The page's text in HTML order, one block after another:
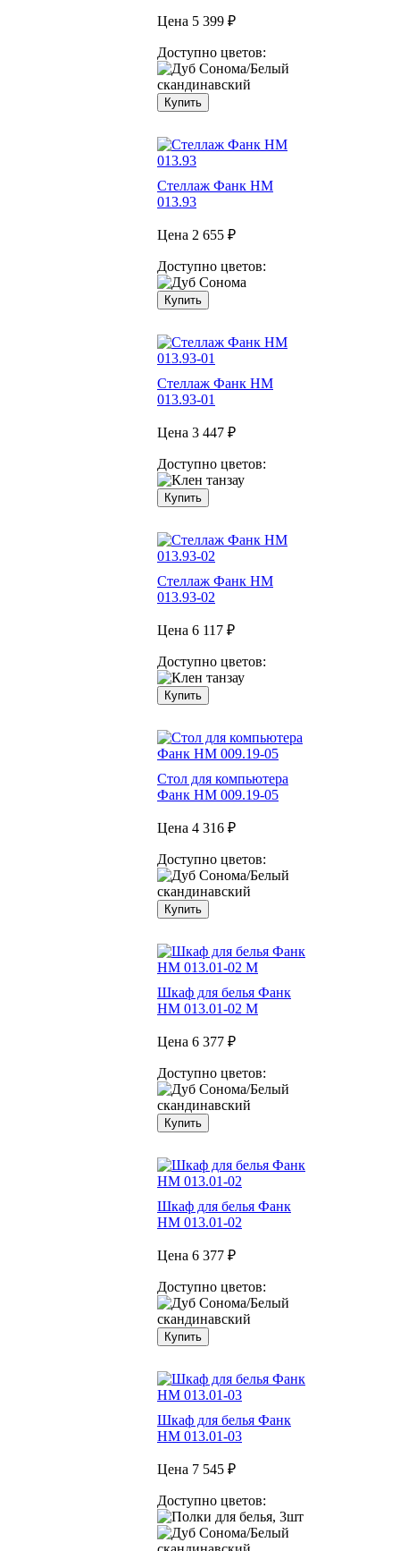
Цена 5 399 ₽
Доступно цветов:
Купить
Стеллаж Фанк НМ
013.93
Цена 2 655 ₽
Доступно цветов:
Купить
Стеллаж Фанк НМ
013.93-01
Цена 3 447 ₽
Доступно цветов:
Купить
Стеллаж Фанк НМ
013.93-02
Цена 6 117 ₽
Доступно цветов:
Купить
Стол для компьютера
Фанк НМ 009.19-05
Цена 4 316 ₽
Доступно цветов:
Купить
Шкаф для белья Фанк
НМ 013.01-02 М
Цена 6 377 ₽
Доступно цветов:
Купить
Шкаф для белья Фанк
НМ 013.01-02
Цена 6 377 ₽
Доступно цветов:
Купить
Шкаф для белья Фанк
НМ 013.01-03
Цена 7 545 ₽
Доступно цветов: